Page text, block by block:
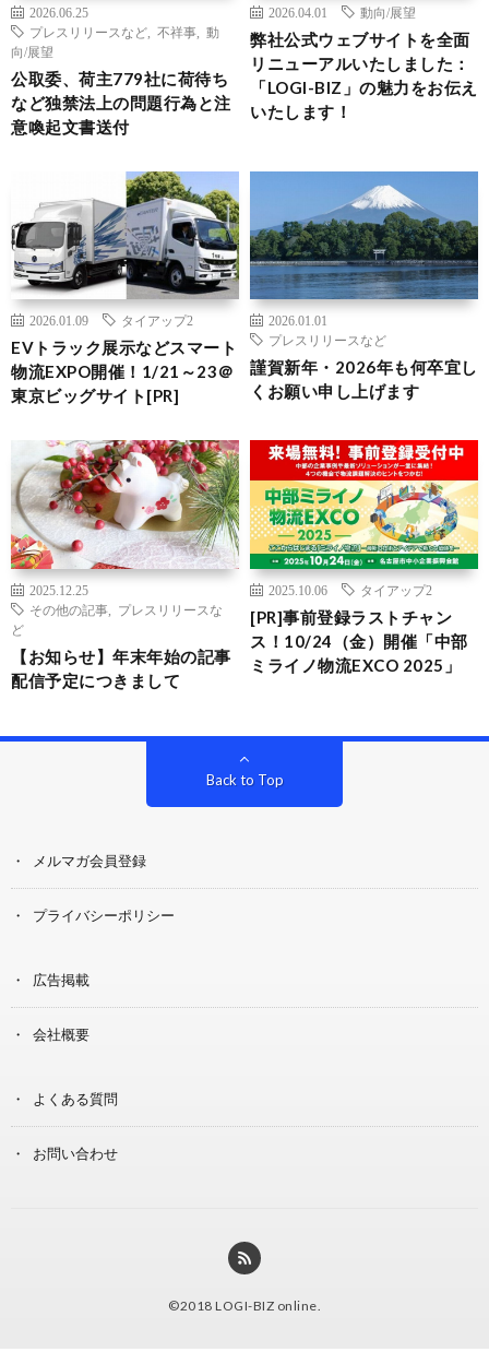
2026.06.25
プレスリリースなど
不祥事
動
向/展望
公取委、荷主779社に荷待ち
など独禁法上の問題行為と注
意喚起文書送付
2026.04.01 動向/展望
弊社公式ウェブサイトを全面
リニューアルいたしました：
「LOGI-BIZ」の魅力をお伝え
いたします！
2026.01.09 タイアップ2
EVトラック展示などスマート
物流EXPO開催！1/21～23＠
東京ビッグサイト[PR]
2026.01.01
プレスリリースなど
謹賀新年・2026年も何卒宜し
くお願い申し上げます
2025.12.25
その他の記事
プレスリリースな
ど
【お知らせ】年末年始の記事
配信予定につきまして
2025.10.06 タイアップ2
[PR]事前登録ラストチャン
ス！10/24（金）開催「中部
ミライノ物流EXCO 2025」
Back to Top
メルマガ会員登録
プライバシーポリシー
広告掲載
会社概要
よくある質問
お問い合わせ
©2018 LOGI-BIZ online